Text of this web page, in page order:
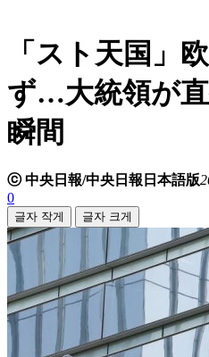
「スト天国」
ず…大統領が
瞬間
ⓒ 中央日報/中央日報日本語版
0
글자 작게 글자 크게